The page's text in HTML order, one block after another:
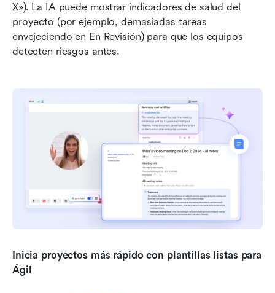
X»). La IA puede mostrar indicadores de salud del
proyecto (por ejemplo, demasiadas tareas
envejeciendo en En Revisión) para que los equipos
detecten riesgos antes.
Inicia proyectos más rápido con plantillas listas para
Ágil